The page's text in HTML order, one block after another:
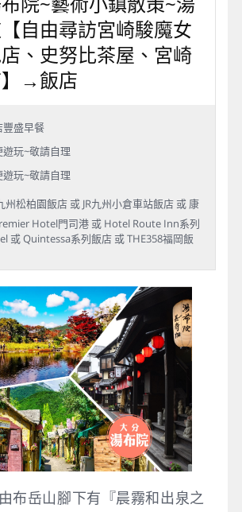
自由尋訪宮崎駿魔女
、史努比茶屋、宮崎
→飯店
豐盛早餐
遊玩~敬請自理
遊玩~敬請自理
州松柏園飯店 或 JR九州小倉車站飯店 或 康
Hotel門司港 或 Hotel Route Inn系列
或 Quintessa系列飯店 或 THE358福岡飯
由布岳山腳下有『晨霧和出泉之